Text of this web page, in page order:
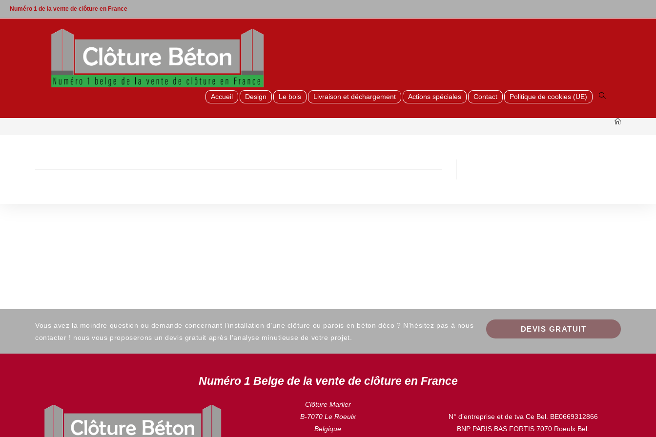
Skip
to
Numéro 1 de la vente de clôture en France
Accueil Design Le bois Livraison et déchargement Actions spéciales Contact Politique de cookies (UE)
Toggle
website
search
Vous avez la moindre question ou demande concernant l’installation d’une clôture ou parois en béton déco ? N’hésitez pas à nous
contacter ! nous vous proposerons un devis gratuit après l’analyse minutieuse de votre projet.
DEVIS GRATUIT
Numéro 1 Belge de la vente de clôture en France
Clôture Marlier
B-7070 Le Roeulx
Belgique
N° d’entreprise et de tva Ce Bel. BE0669312866
BNP PARIS BAS FORTIS 7070 Roeulx Bel.